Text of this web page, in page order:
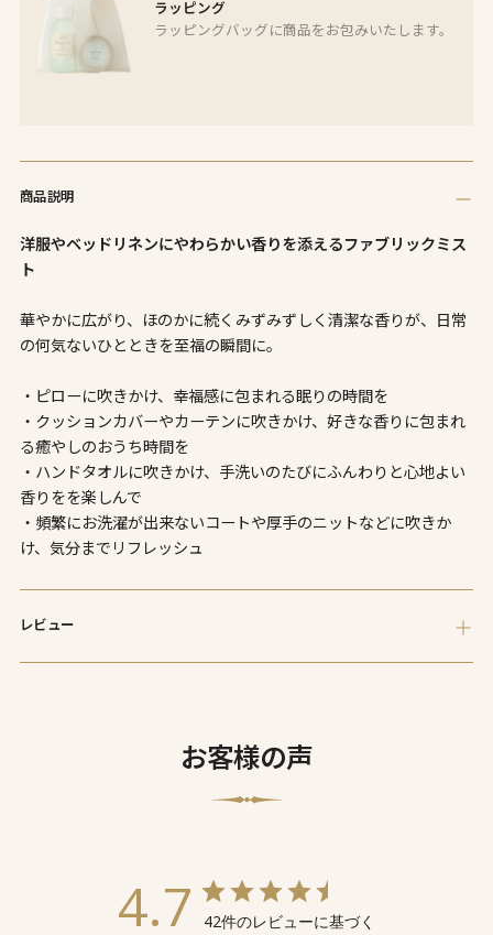
ラッピング
ラッピングバッグに商品をお包みいたします。
を
ー
ト
追
加
ま
商品説明
洋服やベッドリネンにやわらかい香りを添えるファブリックミス
ト
華やかに広がり、ほのかに続くみずみずしく清潔な香りが、日常
の何気ないひとときを至福の瞬間に。
・ピローに吹きかけ、幸福感に包まれる眠りの時間を
・クッションカバーやカーテンに吹きかけ、好きな香りに包まれ
る癒やしのおうち時間を
・ハンドタオルに吹きかけ、手洗いのたびにふんわりと心地よい
香りをを楽しんで
・頻繁にお洗濯が出来ないコートや厚手のニットなどに吹きか
け、気分までリフレッシュ
レビュー
お客様の声
4.7 42件のレビューに基づく